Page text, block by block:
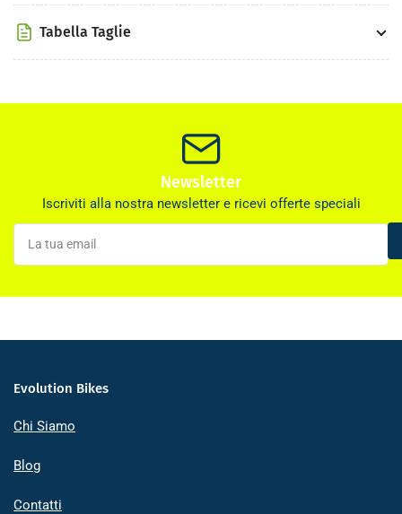
Tabella Taglie
Newsletter
Iscriviti alla nostra newsletter e ricevi offerte speciali
La
tua
email
Evolution Bikes
Chi Siamo
Blog
Contatti